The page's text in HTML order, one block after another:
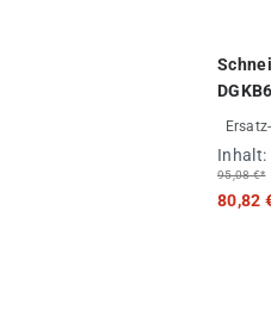
Inhalt:
95,08 €*
80,82